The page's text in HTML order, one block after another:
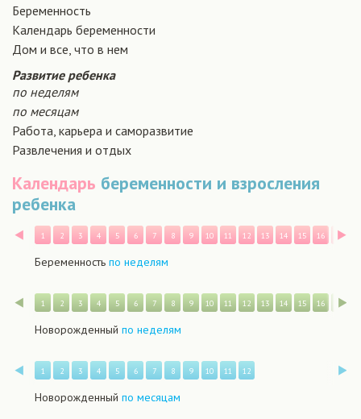
Беременность
Календарь беременности
Дом и все, что в нем
Развитие ребенка
по неделям
по месяцам
Работа, карьера и саморазвитие
Развлечения и отдых
Календарь беременности и взросления
ребенка
Назад
1 2 3 4 5 6 7 8 9 10 11 12 13 14 15 16 17
Беременность по неделям
Назад
1 2 3 4 5 6 7 8 9 10 11 12 13 14 15 16 17
Новорожденный по неделям
Назад
1 2 3 4 5 6 7 8 9 10 11 12
Новорожденный по месяцам